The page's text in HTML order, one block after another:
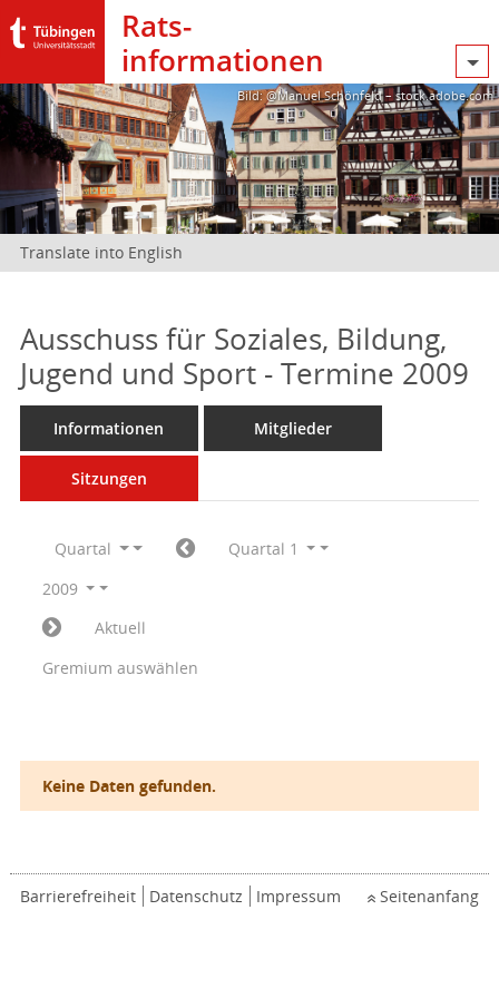
Rats­
informationen
Bild: @Manuel Schönfeld – stock.adobe.com
Translate into English
Ausschuss für Soziales, Bildung,
Jugend und Sport - Termine 2009
Informationen Mitglieder
Sitzungen
Quartal
Quartal 1
2009
Aktuell
Gremium auswählen
Keine Daten gefunden.
Barrierefreiheit Datenschutz Impressum Seitenanfang